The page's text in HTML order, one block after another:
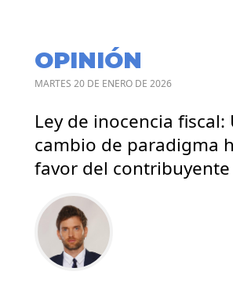
OPINIÓN
MARTES 20 DE ENERO DE 2026
Ley de inocencia fiscal:
cambio de paradigma
favor del contribuyente